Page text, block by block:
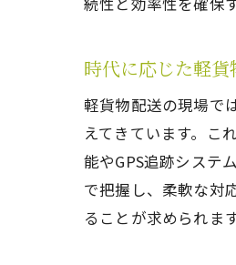
時代に応じた軽
軽貨物配送の現場で
えてきています。こ
能やGPS追跡システ
で把握し、柔軟な対
ることが求められます